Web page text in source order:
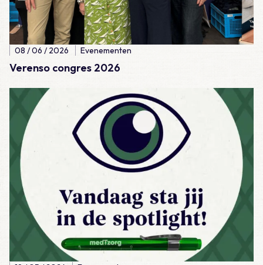
Verenso congres 2026
08 / 06 / 2026 Evenementen
Lees meer over Dag van de Huisarts 2026